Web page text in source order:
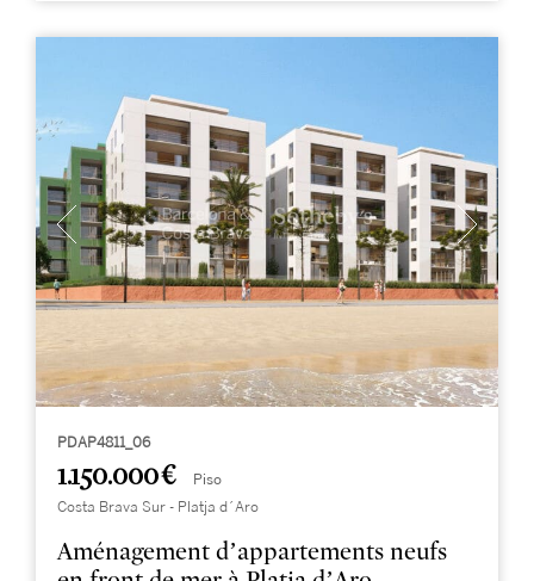
PDAP4811_06
1.150.000 € Piso
Costa Brava Sur - Platja d´Aro
Aménagement d’appartements neufs